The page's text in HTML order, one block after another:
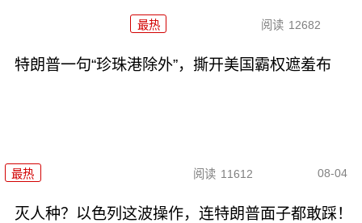
最热 阅读 12682
特朗普一句“珍珠港除外”，撕开美国霸权遮羞布
最热 阅读 11612 08-04
灭人种？以色列这波操作，连特朗普面子都敢踩！